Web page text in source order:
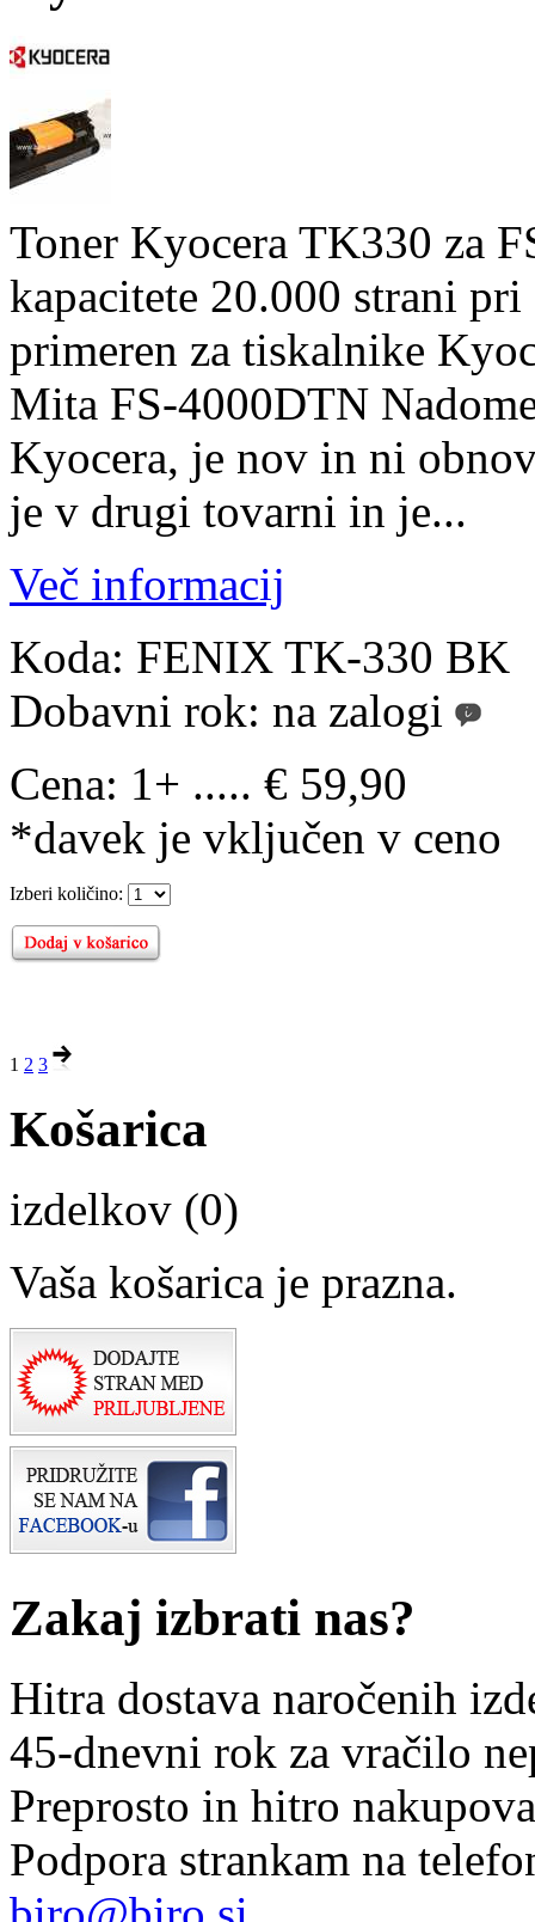
Toner Kyocera TK330 za
kapacitete 20.000 strani
primeren za tiskalnike
Mita FS-4000DTN
Kyocera, je nov in ni
je v drugi tovarni in je...
Več informacij
Koda: FENIX TK-330 BK
Dobavni rok: na zalogi
Cena: 1+ ..... € 59,90
*davek je vključen v ceno
Izberi količino:
1 2 3
Košarica
izdelkov (0)
Vaša košarica je prazna.
Zakaj izbrati nas?
Hitra dostava naročenih
45-dnevni rok za vračilo
Preprosto in hitro
Podpora strankam na